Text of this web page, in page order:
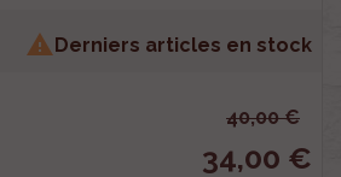
 Derniers articles en stock
40,00 €
34,00 €